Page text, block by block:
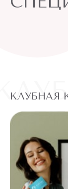
КЛУБНАЯ